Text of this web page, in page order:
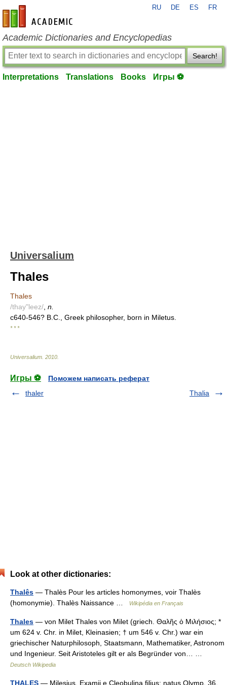
en-academic.com
RU DE ES FR
Academic Dictionaries and Encyclopedias
Search!
Interpretations Translations Books Игры ⚽
Universalium
Thales
Thales
/thay"leez/ n.
c640-546? B.C., Greek philosopher, born in Miletus.
* * *
Universalium 2010
Игры ⚽
Поможем написать реферат
thaler
Thalia
Look at other dictionaries:
Thalês — Thalès Pour les articles homonymes, voir Thalès
(homonymie). Thalès Naissance …
Wikipédia en Français
Thales — von Milet Thales von Milet (griech. Θαλῆς ὁ Μιλήσιος; *
um 624 v. Chr. in Milet, Kleinasien; † um 546 v. Chr.) war ein
griechischer Naturphilosoph, Staatsmann, Mathematiker, Astronom
und Ingenieur. Seit Aristoteles gilt er als Begründer von… …
Deutsch Wikipedia
THALES — Milesius, Examii e Cleobulina filius; natus Olymp. 36.